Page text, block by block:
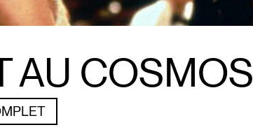
AU COSMOS